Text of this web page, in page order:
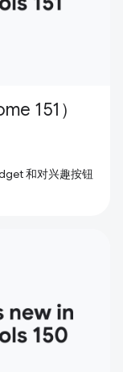
151）
和对兴趣按钮